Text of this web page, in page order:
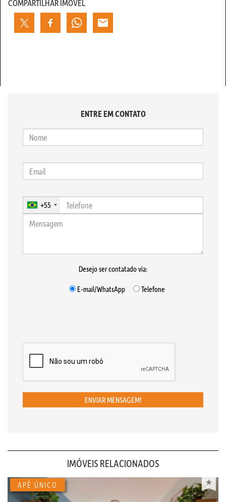
COMPARTILHAR IMÓVEL
ENTRE EM CONTATO
+55
Desejo ser contatado via:
E-mail/WhatsApp
Telefone
ENVIAR MENSAGEM!
IMÓVEIS RELACIONADOS